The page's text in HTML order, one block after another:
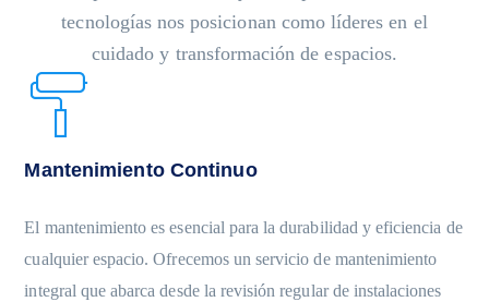
tecnologías nos posicionan como líderes en el
cuidado y transformación de espacios.
Mantenimiento Continuo
El mantenimiento es esencial para la durabilidad y eficiencia de
cualquier espacio. Ofrecemos un servicio de mantenimiento
integral que abarca desde la revisión regular de instalaciones